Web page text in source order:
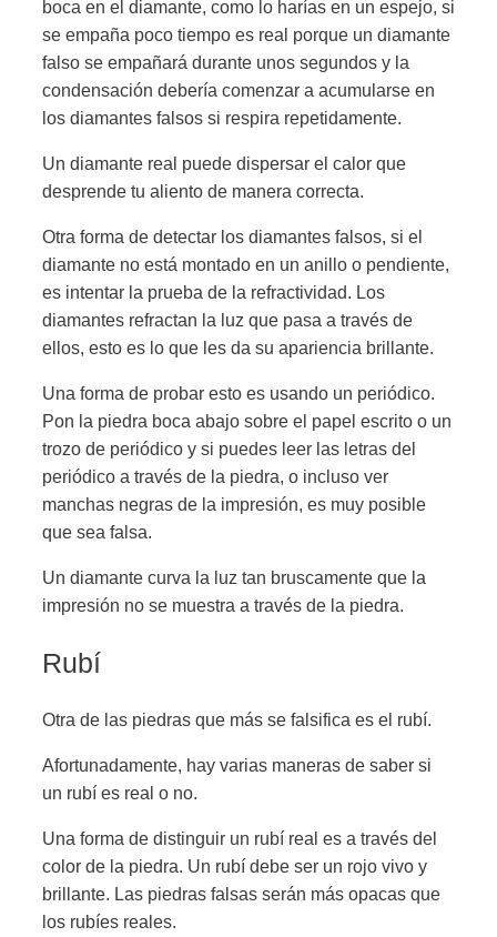
boca en el diamante, como lo harías en un espejo, si
se empaña poco tiempo es real porque un diamante
falso se empañará durante unos segundos y la
condensación debería comenzar a acumularse en
los diamantes falsos si respira repetidamente.
Un diamante real puede dispersar el calor que
desprende tu aliento de manera correcta.
Otra forma de detectar los diamantes falsos, si el
diamante no está montado en un anillo o pendiente,
es intentar la prueba de la refractividad. Los
diamantes refractan la luz que pasa a través de
ellos, esto es lo que les da su apariencia brillante.
Una forma de probar esto es usando un periódico.
Pon la piedra boca abajo sobre el papel escrito o un
trozo de periódico y si puedes leer las letras del
periódico a través de la piedra, o incluso ver
manchas negras de la impresión, es muy posible
que sea falsa.
Un diamante curva la luz tan bruscamente que la
impresión no se muestra a través de la piedra.
Rubí
Otra de las piedras que más se falsifica es el rubí.
Afortunadamente, hay varias maneras de saber si
un rubí es real o no.
Una forma de distinguir un rubí real es a través del
color de la piedra. Un rubí debe ser un rojo vivo y
brillante. Las piedras falsas serán más opacas que
los rubíes reales.